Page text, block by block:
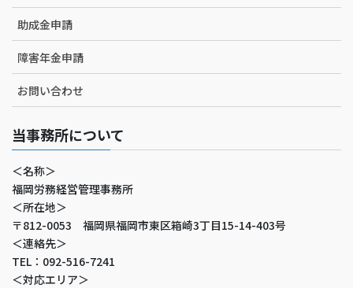
助成金申請
障害年金申請
お問い合わせ
当事務所について
＜名称＞
福岡労務経営管理事務所
＜所在地＞
〒812-0053 福岡県福岡市東区箱崎3丁目15-14-403号
＜連絡先＞
TEL：092-516-7241
＜対応エリア＞